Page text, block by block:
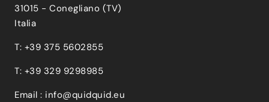
31015 - Conegliano (TV)
Italia
T: +39 375 5602855
T: +39 329 9298985
Email : info@quidquid.eu